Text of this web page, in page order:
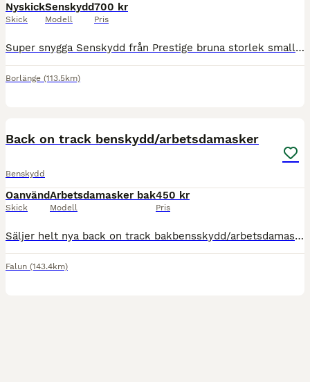
Nyskick
Skick
Senskydd
Modell
700 kr
Pris
Super snygga Senskydd från Prestige bruna storlek small. Köptes som cob men var för små. Otroligt snygga och i toppen skick
Borlänge (113.5km)
Back on track benskydd/arbetsdamasker
Benskydd
Oanvänd
Skick
Arbetsdamasker bak
Modell
450 kr
Pris
Säljer helt nya back on track bakbensskydd/arbetsdamasker i stl S. Oanvända som ligger kvar i förpackning. Nypris 949kr säljes för 450kr. Finns utanför Falun men kan skickas mot fraktkostnad.
Falun (143.4km)